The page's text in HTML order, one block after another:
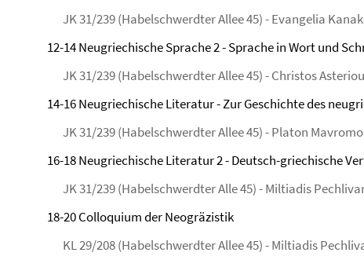
JK 31/239 (Habelschwerdter Allee 45) - Evangelia
12-14 Neugriechische Sprache 2 - Sprache in Wort und
JK 31/239 (Habelschwerdter Allee 45) - Christos Asteriou
14-16 Neugriechische Literatur - Zur Geschichte des
JK 31/239 (Habelschwerdter Allee 45) - Platon
16-18 Neugriechische Literatur 2 - Deutsch-griechische
JK 31/239 (Habelschwerdter Alle 45) - Miltiadis
18-20 Colloquium der Neogräzistik
KL 29/208 (Habelschwerdter Allee 45) - Miltiadis